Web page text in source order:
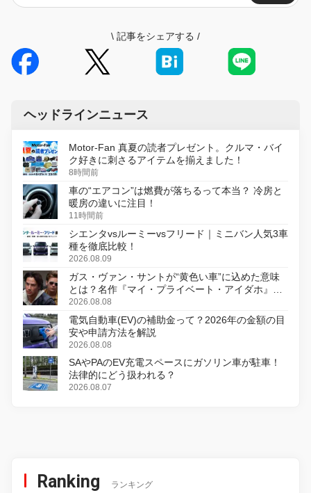
\ 記事をシェアする /
ヘッドラインニュース
Motor-Fan 真夏の読者プレゼント。クルマ・バイ
ク好きに刺さるアイテムを揃えました！
8時間前
車の“エアコン”は燃費が落ちるって本当？ 冷房と
暖房の違いに注目！
11時間前
シエンタvsルーミーvsフリード｜ミニバン人気3車
種を徹底比較！
2026.08.09
ガス・ヴァン・サントが“黄色い車”に込めた意味
とは？名作『マイ・プライベート・アイダホ』が
初のデジタルリマスター版で復活
2026.08.08
電気自動車(EV)の補助金って？2026年の金額の目
安や申請方法を解説
2026.08.08
SAやPAのEV充電スペースにガソリン車が駐車！
法律的にどう扱われる？
2026.08.07
Ranking ランキング